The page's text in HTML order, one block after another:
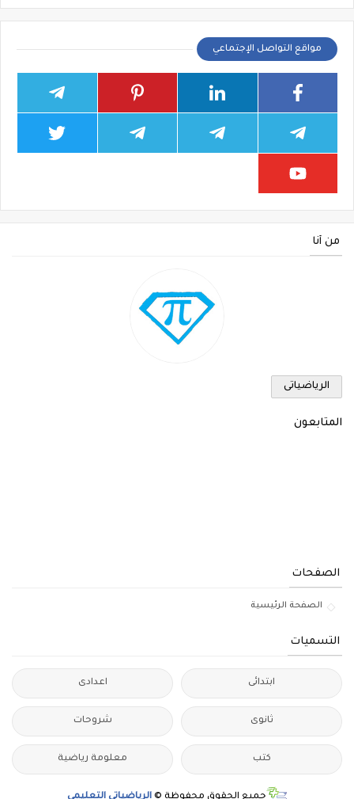
مواقع التواصل الإجتماعي
من أنا
الرياضياتى
المتابعون
الصفحات
الصفحة الرئيسية
التسميات
ابتدائى اعدادى
ثانوى شروحات
كتب معلومة رياضية